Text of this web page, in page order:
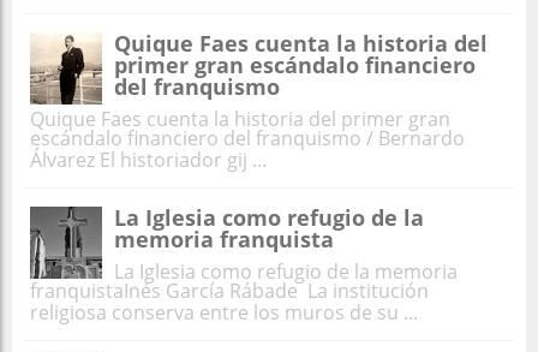
Quique Faes cuenta la historia del
primer gran escándalo financiero
del franquismo
Quique Faes cuenta la historia del primer gran
escándalo financiero del franquismo / Bernardo
Álvarez El historiador gij ...
La Iglesia como refugio de la
memoria franquista
La Iglesia como refugio de la memoria
franquistaInés García Rábade La institución
religiosa conserva entre los muros de su ...